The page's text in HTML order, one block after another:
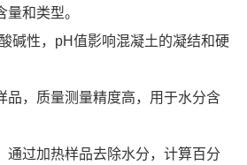
和类型。
碱性，pH值影响混凝土的凝结和硬
品，质量测量精度高，用于水分含
通过加热样品去除水分，计算百分